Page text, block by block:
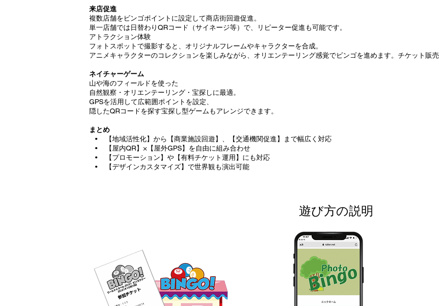
来店促進
複数店舗をビンゴポイントに設定して商店街回遊促進。
単一店舗では日替わりQRコード（サイネージ等）で、リピーター促進も可能です。
アトラクション体験
フォトスポットで撮影すると、オリジナルフレームやキャラクターを合成。
アニメキャラクターのコレクションを楽しみながら、オリエンテーリング感覚でビンゴを進めます。チケット販
ネイチャーゲーム
山や海のフィールドを使った
自然観察・オリエンテーリング・宝探しに最適。
GPSを活用して広範囲ポイントを設定、
隠したQRコードを探す宝探し型ゲームもアレンジできます。
まとめ
• 【地域活性化】から【商業施設回遊】、【交通機関促進】まで幅広く対応
• 【屋内QR】×【屋外GPS】を自由に組み合わせ
• 【プロモーション】や【有料チケット運用】にも対応
• 【デザインカスタマイズ】で世界観も演出可能
遊び方の説明